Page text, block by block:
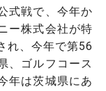
式戦で、今年か
ー株式会社が特
れ、今年で第56
、ゴルフコース
年は茨城県にあ